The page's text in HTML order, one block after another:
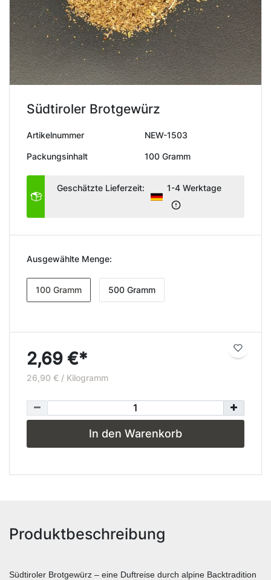
Südtiroler Brotgewürz
Artikelnummer NEW-1503
Packungsinhalt 100 Gramm
Geschätzte Lieferzeit: 1-4 Werktage
Ausgewählte Menge:
100 Gramm 500 Gramm
2,69 €*
26,90 € / Kilogramm
In den Warenkorb
Produktbeschreibung
Südtiroler Brotgewürz – eine Duftreise durch alpine Backtradition